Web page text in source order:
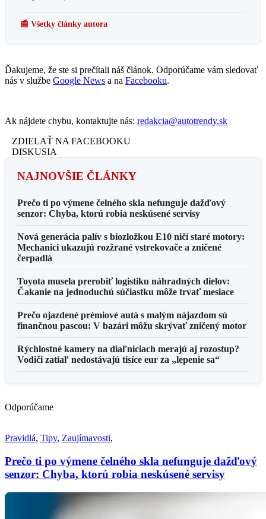
📰 Všetky články autora
Ďakujeme, že ste si prečítali náš článok. Odporúčame vám sledovať
nás v službe Google News a na Facebooku.
Ak nájdete chybu, kontaktujte nás: redakcia@autotrendy.sk
ZDIELAŤ NA FACEBOOKU
DISKUSIA
NAJNOVŠIE ČLÁNKY
Prečo ti po výmene čelného skla nefunguje dažďový
senzor: Chyba, ktorú robia neskúsené servisy
Nová generácia palív s biozložkou E10 ničí staré motory:
Mechanici ukazujú rozžrané vstrekovače a zničené
čerpadlá
Toyota musela prerobiť logistiku náhradných dielov:
Čakanie na jednoduchú súčiastku môže trvať mesiace
Prečo ojazdené prémiové autá s malým nájazdom sú
finančnou pascou: V bazári môžu skrývať zničený motor
Rýchlostné kamery na diaľniciach merajú aj rozostup?
Vodiči zatiaľ nedostávajú tisíce eur za „lepenie sa“
Odporúčame
Pravidlá, Tipy, Zaujímavosti,
Prečo ti po výmene čelného skla nefunguje dažďový
senzor: Chyba, ktorú robia neskúsené servisy